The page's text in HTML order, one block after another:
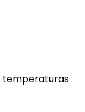
temperaturas